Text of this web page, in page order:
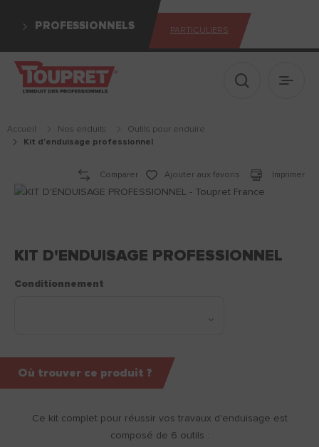
PROFESSIONNELS PARTICULIERS
Afficher le
Accueil Nos enduits
outils pour enduire
kit d'enduisage professionnel
Comparer Ajouter aux favoris Imprimer
KIT D'ENDUISAGE PROFESSIONNEL
Ce kit complet pour réussir vos travaux d'enduisage est
composé de 6 outils :
Conditionnement
Où trouver ce produit ?